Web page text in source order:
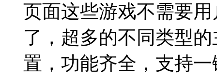
页面这些游戏不需要
了，超多的不同类型
置，功能齐全，支持